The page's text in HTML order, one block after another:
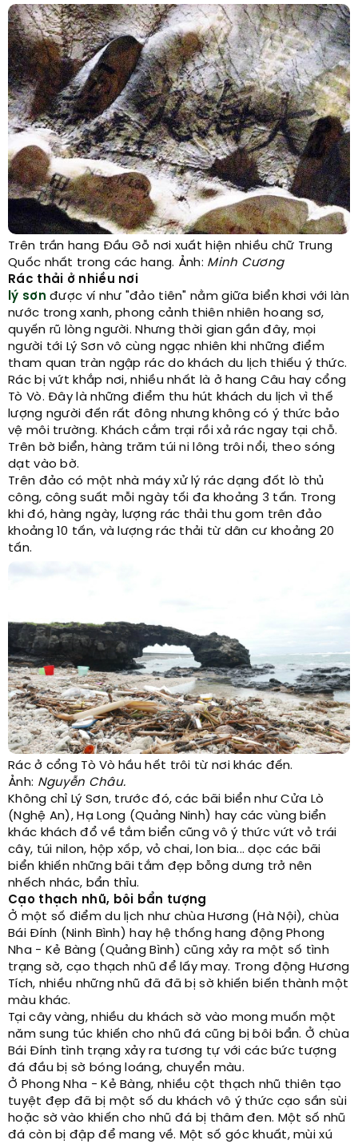
Trên trần hang Đầu Gỗ nơi xuất hiện nhiều chữ Trung
Quốc nhất trong các hang. Ảnh: Minh Cương
Rác thải ở nhiều nơi
lý sơn được ví như "đảo tiên" nằm giữa biển khơi với làn
nước trong xanh, phong cảnh thiên nhiên hoang sơ,
quyến rũ lòng người. Nhưng thời gian gần đây, mọi
người tới Lý Sơn vô cùng ngạc nhiên khi những điểm
tham quan tràn ngập rác do khách du lịch thiếu ý thức.
Rác bị vứt khắp nơi, nhiều nhất là ở hang Câu hay cổng
Tò Vò. Đây là những điểm thu hút khách du lịch vì thế
lượng người đến rất đông nhưng không có ý thức bảo
vệ môi trường. Khách cắm trại rồi xả rác ngay tại chỗ.
Trên bờ biển, hàng trăm túi ni lông trôi nổi, theo sóng
dạt vào bờ.
Trên đảo có một nhà máy xử lý rác dạng đốt lò thủ
công, công suất mỗi ngày tối đa khoảng 3 tấn. Trong
khi đó, hàng ngày, lượng rác thải thu gom trên đảo
khoảng 10 tấn, và lượng rác thải từ dân cư khoảng 20
tấn.
Rác ở cổng Tò Vò hầu hết trôi từ nơi khác đến.
Ảnh: Nguyễn Châu.
Không chỉ Lý Sơn, trước đó, các bãi biển như Cửa Lò
(Nghệ An), Hạ Long (Quảng Ninh) hay các vùng biển
khác khách đổ về tắm biển cũng vô ý thức vứt vỏ trái
cây, túi nilon, hộp xốp, vỏ chai, lon bia... dọc các bãi
biển khiến những bãi tắm đẹp bỗng dưng trở nên
nhếch nhác, bẩn thỉu.
Cạo thạch nhũ, bôi bẩn tượng
Ở một số điểm du lịch như chùa Hương (Hà Nội), chùa
Bái Đính (Ninh Bình) hay hệ thống hang động Phong
Nha - Kẻ Bàng (Quảng Bình) cũng xảy ra một số tình
trạng sờ, cạo thạch nhũ để lấy may. Trong động Hương
Tích, nhiều những nhũ đã đã bị sờ khiến biến thành một
màu khác.
Tại cây vàng, nhiều du khách sờ vào mong muốn một
năm sung túc khiến cho nhũ đá cũng bị bôi bẩn. Ở chùa
Bái Đính tình trạng xảy ra tương tự với các bức tượng
đá đầu bị sờ bóng loáng, chuyển màu.
Ở Phong Nha - Kẻ Bàng, nhiều cột thạch nhũ thiên tạo
tuyệt đẹp đã bị một số du khách vô ý thức cạo sần sùi
hoặc sờ vào khiến cho nhũ đá bị thâm đen. Một số nhũ
đá còn bị đập để mang về. Một số góc khuất, mùi xú